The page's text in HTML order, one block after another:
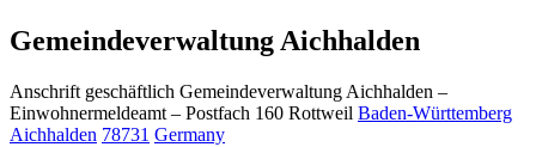
Gemeindeverwaltung Aichhalden
Anschrift geschäftlich Gemeindeverwaltung Aichhalden –
Einwohnermeldeamt – Postfach 160 Rottweil Baden-Württemberg
Aichhalden 78731 Germany